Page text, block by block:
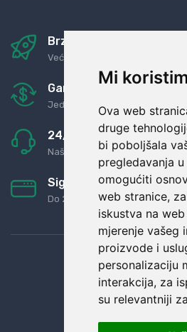
Mi
Ova web
druge
bi poboljšala
pregledavanja
omogućiti
web stranice,
iskustva na
mjerenje vašeg
proizvode i
personalizaciju
interakcija, za
su relevantniji
Brza i sigurna dostava
Već za nekoliko dana kod vas
Garancija u povrat
Jednostavno pravilo: Roba za
24/7 odlična podrška
Naši agenti uvijek na
Sigurno obročno
Do 24 rata bez kamata